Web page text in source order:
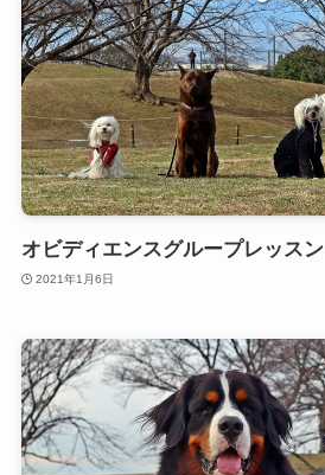
オビディエンスグループレッスン
2021年1月6日